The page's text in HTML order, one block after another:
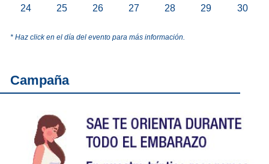
24 25 26 27 28 29 30
* Haz click en el día del evento para más información.
Campaña